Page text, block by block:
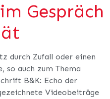
Gespräch
durch Zufall oder einen
so auch zum Thema
B&K: Echo der
Videobeiträge